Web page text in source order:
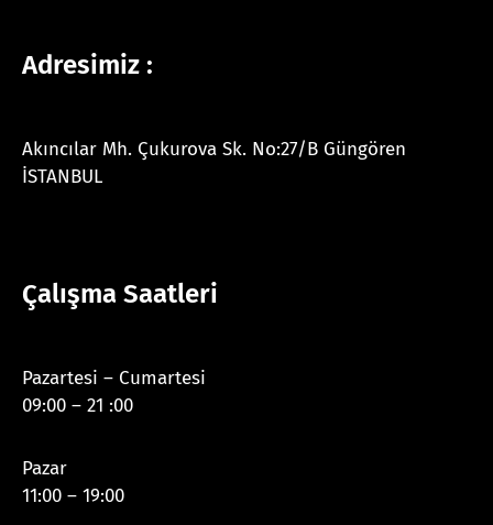
Adresimiz :
Akıncılar Mh. Çukurova Sk. No:27/B Güngören
İSTANBUL
Çalışma Saatleri
Pazartesi – Cumartesi
09:00 – 21 :00
Pazar
11:00 – 19:00